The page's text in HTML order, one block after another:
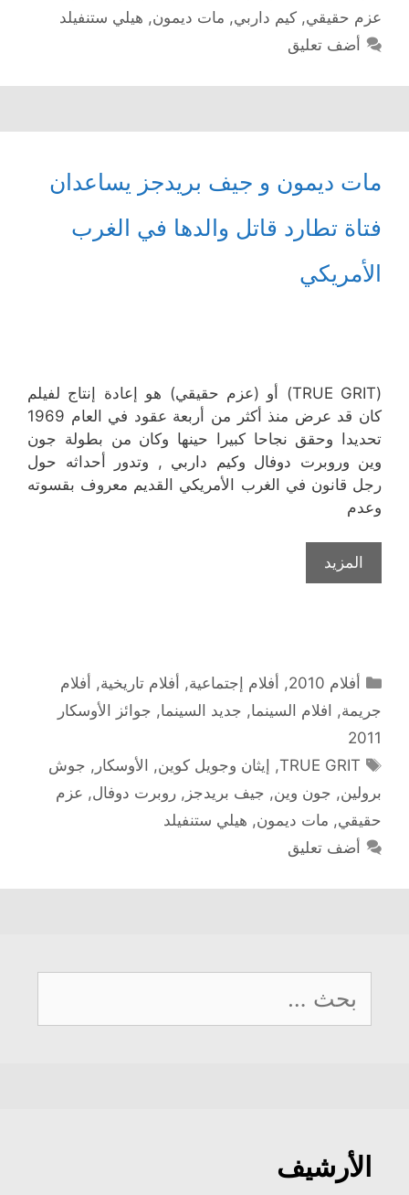
عزم حقيقي, كيم داربي, مات ديمون, هيلي ستنفيلد
أضف تعليق
مات ديمون و جيف بريدجز يساعدان
فتاة تطارد قاتل والدها في الغرب
الأمريكي
(TRUE GRIT) أو (عزم حقيقي) هو إعادة إنتاج لفيلم
كان قد عرض منذ أكثر من أربعة عقود في العام 1969
تحديدا وحقق نجاحا كبيرا حينها وكان من بطولة جون
وين وروبرت دوفال وكيم داربي , وتدور أحداثه حول
رجل قانون في الغرب الأمريكي القديم معروف بقسوته
وعدم
المزيد
التصنيفات
أفلام 2010 , أفلام إجتماعية, أفلام تاريخية, أفلام
جريمة, افلام السينما, جديد السينما, جوائز الأوسكار
2011
الوسوم
TRUE GRIT
, إيثان وجويل كوين, الأوسكار , جوش
برولين, جون وين, جيف بريدجز , روبرت دوفال, عزم
حقيقي, مات ديمون, هيلي ستنفيلد
أضف تعليق
عن:
الأرشيف